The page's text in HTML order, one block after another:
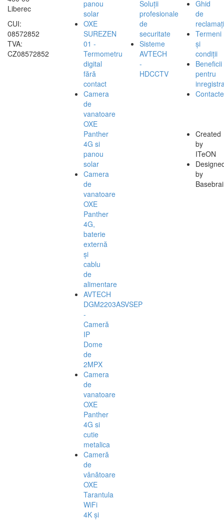
Liberec
CUI:
08572852
TVA:
CZ08572852
panou
solar
OXE
SUREZEN
01 -
Termometru
digital
fără
contact
Camera
de
vanatoare
OXE
Panther
4G si
panou
solar
Camera
de
vanatoare
OXE
Panther
4G,
baterie
externă
și
cablu
de
alimentare
AVTECH
DGM2203ASVSEP
-
Cameră
IP
Dome
de
2MPX
Camera
de
vanatoare
OXE
Panther
4G si
cutie
metalica
Cameră
de
vânătoare
OXE
Tarantula
WiFi
4K și
Soluții
profesionale
de
securitate
Sisteme
AVTECH
-
HDCCTV
Ghid
de
Termeni
și
condiții
Beneficii
pentru
Contacte
Created
by
ITeON
by